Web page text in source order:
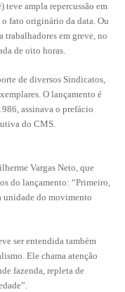
ampla repercussão em
fato originário da data. Ou
trabalhadores em greve, no
de oito horas.
de diversos Sindicatos,
O lançamento é
assinava o prefácio
do CMS.
Vargas Neto, que
do lançamento: “Primeiro,
unidade do movimento
ser entendida também
Ele chama atenção
fazenda, repleta de